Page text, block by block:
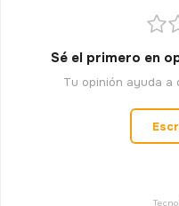
Sé el primero en
Tu opinión ayuda a